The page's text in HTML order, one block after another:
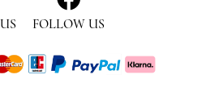
FOLLOW US